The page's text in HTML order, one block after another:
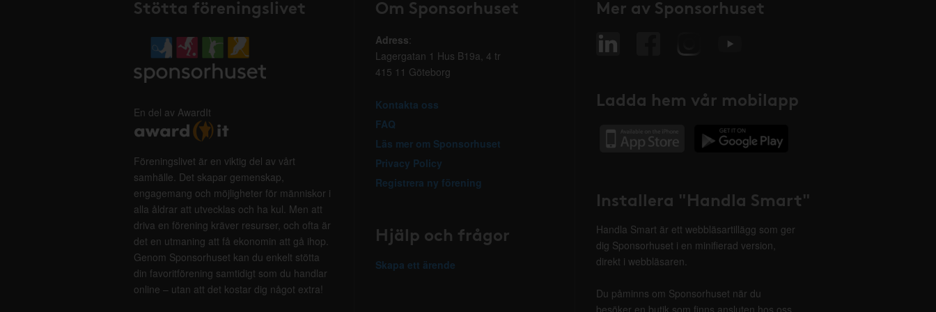
Stötta föreningslivet
En del av AwardIt
Föreningslivet är en viktig del av vårt
samhälle. Det skapar gemenskap,
engagemang och möjligheter för människor i
alla åldrar att utvecklas och ha kul. Men att
driva en förening kräver resurser, och ofta är
det en utmaning att få ekonomin att gå ihop.
Genom Sponsorhuset kan du enkelt stötta
din favoritförening samtidigt som du handlar
online – utan att det kostar dig något extra!
Om Sponsorhuset
Adress:
Lagergatan 1 Hus B19a, 4 tr
415 11 Göteborg
Kontakta oss
FAQ
Läs mer om Sponsorhuset
Privacy Policy
Registrera ny förening
Hjälp och frågor
Skapa ett ärende
Mer av Sponsorhuset
Ladda hem vår mobilapp
Installera "Handla Smart"
Handla Smart är ett webbläsartillägg som ger
dig Sponsorhuset i en minifierad version,
direkt i webbläsaren.
Du påminns om Sponsorhuset när du